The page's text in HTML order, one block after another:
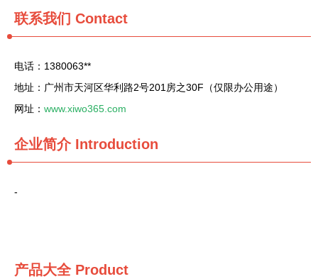
联系我们 Contact
电话：1380063**
地址：广州市天河区华利路2号201房之30F（仅限办公用途）
网址： www.xiwo365.com
企业简介Introduction
-
产品大全Product